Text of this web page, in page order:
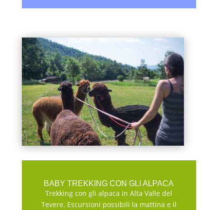
BABY TREKKING CON GLI ALPACA
Trekking con gli alpaca in Alta Valle del
Tevere. Escursioni possibili la mattina e il